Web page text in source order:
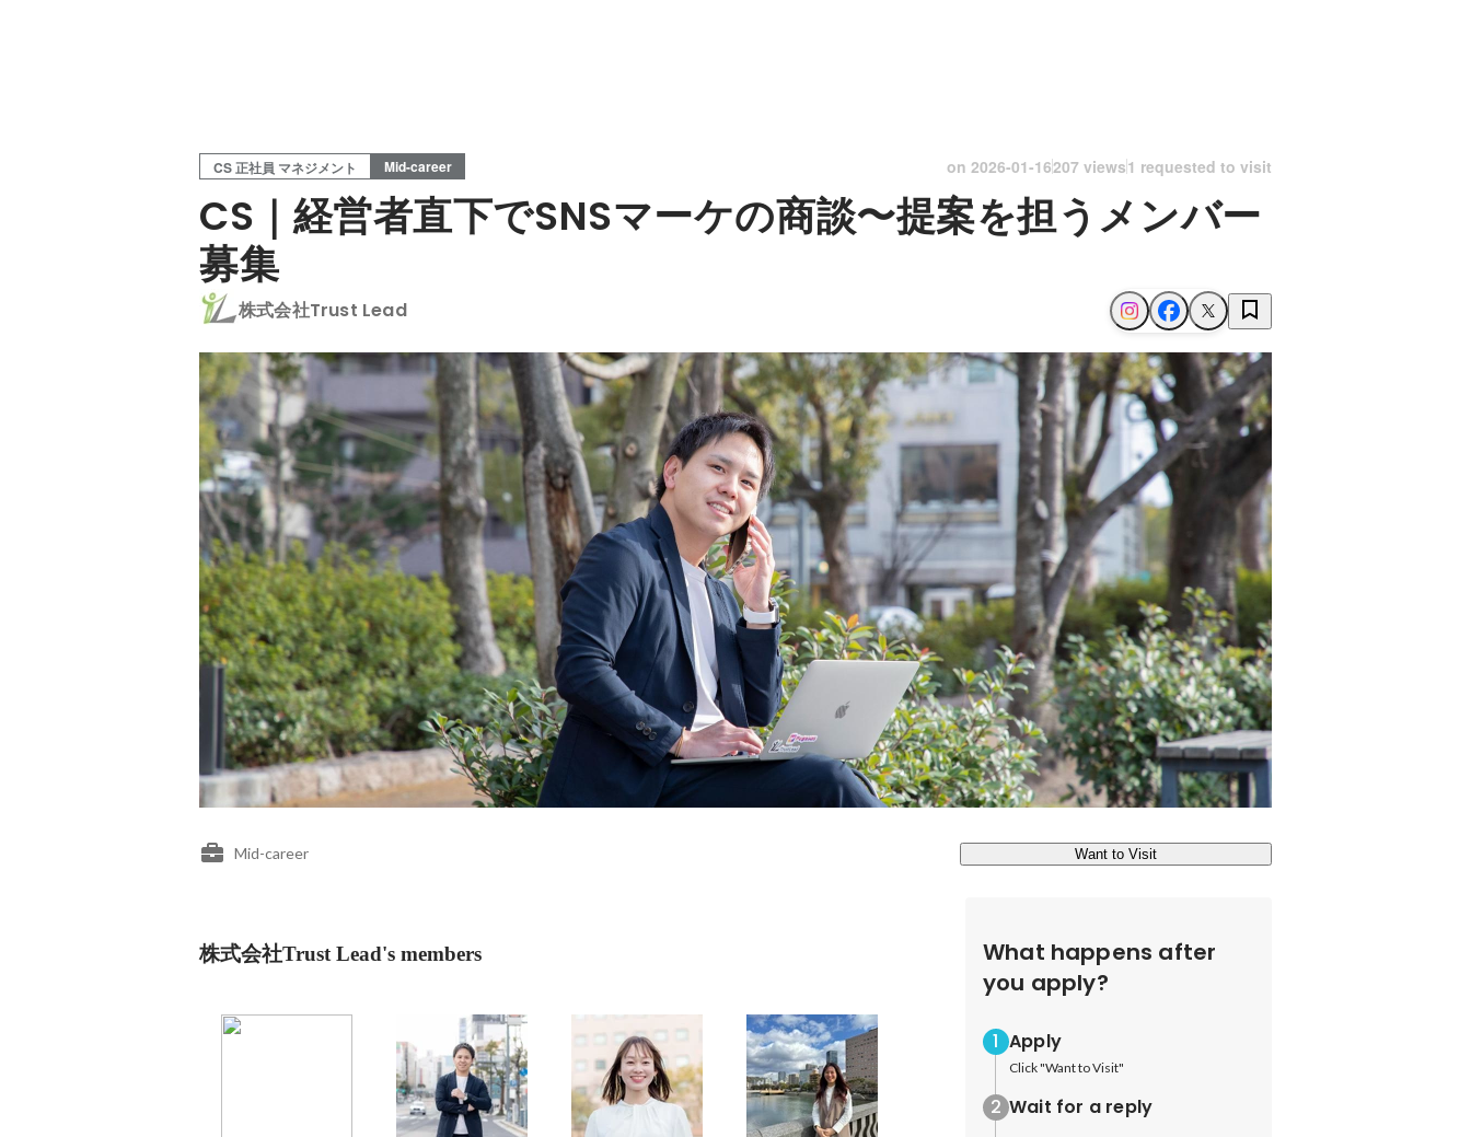
CS 正社員 マネジメント Mid-career on 2026-01-16207 views1 requested to visit
CS｜経営者直下でSNSマーケの商談〜提案を担うメンバー
募集
株式会社Trust Lead
Mid-career Want to Visit
株式会社Trust Lead's members
What happens after
you apply?
Apply
Click "Want to Visit"
Wait for a reply